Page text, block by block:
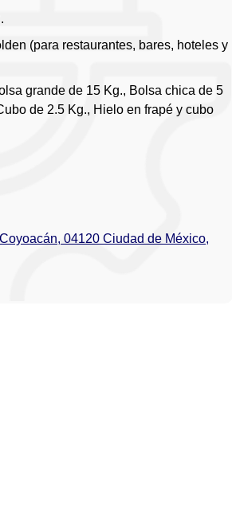
(para restaurantes, bares, hoteles y
grande de 15 Kg., Bolsa chica de 5
de 2.5 Kg., Hielo en frapé y cubo
04120 Ciudad de México,